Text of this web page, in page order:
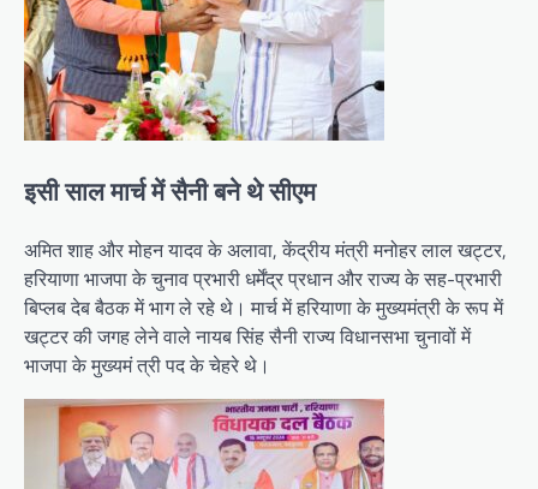
इसी साल मार्च में सैनी बने थे सीएम
अमित शाह और मोहन यादव के अलावा, केंद्रीय मंत्री मनोहर लाल खट्टर,
हरियाणा भाजपा के चुनाव प्रभारी धर्मेंद्र प्रधान और राज्य के सह-प्रभारी
बिप्लब देब बैठक में भाग ले रहे थे। मार्च में हरियाणा के मुख्यमंत्री के रूप में
खट्टर की जगह लेने वाले नायब सिंह सैनी राज्य विधानसभा चुनावों में
भाजपा के मुख्यमं त्री पद के चेहरे थे।